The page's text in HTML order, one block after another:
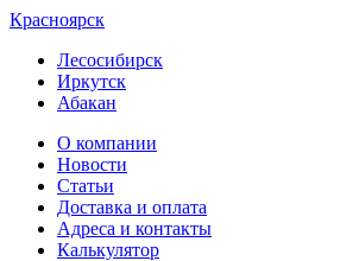
Красноярск
Лесосибирск
Иркутск
Абакан
О компании
Новости
Статьи
Доставка и оплата
Адреса и контакты
Калькулятор